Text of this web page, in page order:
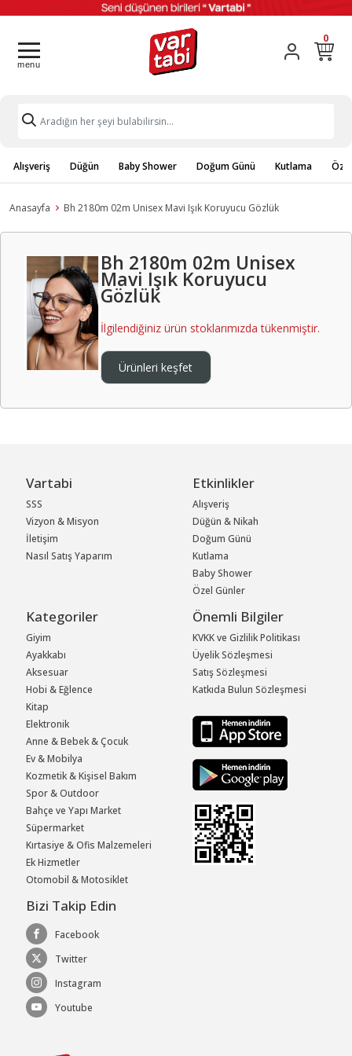
0
Alışveriş Düğün Baby Shower Doğum Günü Kutlama
Anasayfa Bh 2180m 02m Unisex Mavi Işık Koruyucu Gözlük
Bh 2180m 02m Unisex
Mavi Işık Koruyucu
Gözlük
İlgilendiğiniz ürün stoklarımızda tükenmiştir.
Ürünleri keşfet
Vartabi
SSS
Vizyon & Misyon
İletişim
Nasıl Satış Yaparım
Etkinlikler
Alışveriş
Düğün & Nikah
Doğum Günü
Kutlama
Baby Shower
Özel Günler
Kategoriler
Giyim
Ayakkabı
Aksesuar
Hobi & Eğlence
Kitap
Elektronik
Anne & Bebek & Çocuk
Ev & Mobilya
Kozmetik & Kişisel Bakım
Spor & Outdoor
Bahçe ve Yapı Market
Süpermarket
Kırtasiye & Ofis Malzemeleri
Ek Hizmetler
Otomobil & Motosiklet
Önemli Bilgiler
KVKK ve Gizlilik Politikası
Üyelik Sözleşmesi
Satış Sözleşmesi
Katkıda Bulun Sözleşmesi
Bizi Takip Edin
Facebook
Twitter
Instagram
Youtube